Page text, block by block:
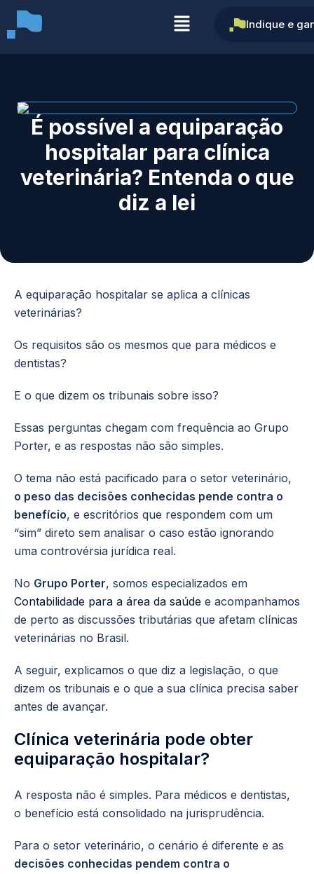
Indique e
É possível a equiparação
hospitalar para clínica
veterinária? Entenda o que
diz a lei
A equiparação hospitalar se aplica a clínicas
veterinárias?
Os requisitos são os mesmos que para médicos e
dentistas?
E o que dizem os tribunais sobre isso?
Essas perguntas chegam com frequência ao Grupo
Porter, e as respostas não são simples.
O tema não está pacificado para o setor veterinário,
o peso das decisões conhecidas pende contra o
benefício, e escritórios que respondem com um
“sim” direto sem analisar o caso estão ignorando
uma controvérsia jurídica real.
No Grupo Porter, somos especializados em
Contabilidade para a área da saúde e acompanhamos
de perto as discussões tributárias que afetam clínicas
veterinárias no Brasil.
A seguir, explicamos o que diz a legislação, o que
dizem os tribunais e o que a sua clínica precisa saber
antes de avançar.
Clínica veterinária pode obter
equiparação hospitalar?
A resposta não é simples. Para médicos e dentistas,
o benefício está consolidado na jurisprudência.
Para o setor veterinário, o cenário é diferente e as
decisões conhecidas pendem contra o